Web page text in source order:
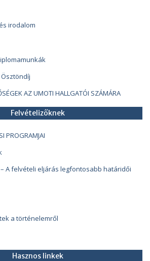
irodalom
AZ UMOTI HALLGATÓI SZÁMÁRA
Felvételizőknek
PROGRAMJAI
A felvételi eljárás legfontosabb határidői
a történelemről
Hasznos linkek